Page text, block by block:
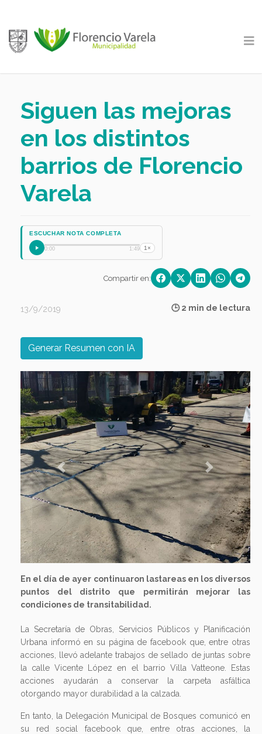
Siguen las mejoras
en los distintos
barrios de Florencio
Varela
ESCUCHAR NOTA COMPLETA
0:00 1:49 1×
Compartir en:
13/9/2019 🕒 2 min de lectura
Generar Resumen con IA
Previous Next
En el día de ayer continuaron lastareas en los diversos
puntos del distrito que permitirán mejorar las
condiciones de transitabilidad.
La Secretaría de Obras, Servicios Públicos y Planificación
Urbana informó en su página de facebook que, entre otras
acciones, llevó adelante trabajos de sellado de juntas sobre
la calle Vicente López en el barrio Villa Vatteone. Estas
acciones ayudarán a conservar la carpeta asfáltica
otorgando mayor durabilidad a la calzada.
En tanto, la Delegación Municipal de Bosques comunicó en
su red social facebook que, entre otras acciones, la